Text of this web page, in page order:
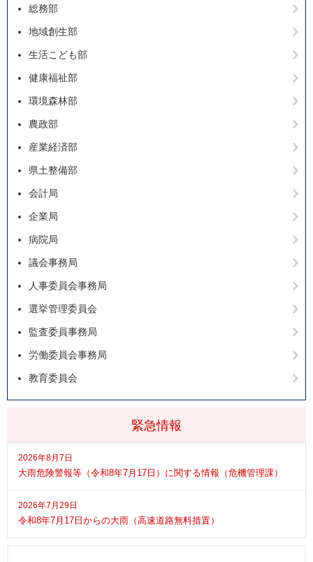
緊急情報
2026年8月7日
大雨危険警報等（令和8年7月17日）に関する情報（危機管理課）
2026年7月29日
令和8年7月17日からの大雨（高速道路無料措置）
総務部
地域創生部
生活こども部
健康福祉部
環境森林部
農政部
産業経済部
県土整備部
会計局
企業局
病院局
議会事務局
人事委員会事務局
選挙管理委員会
監査委員事務局
労働委員会事務局
教育委員会